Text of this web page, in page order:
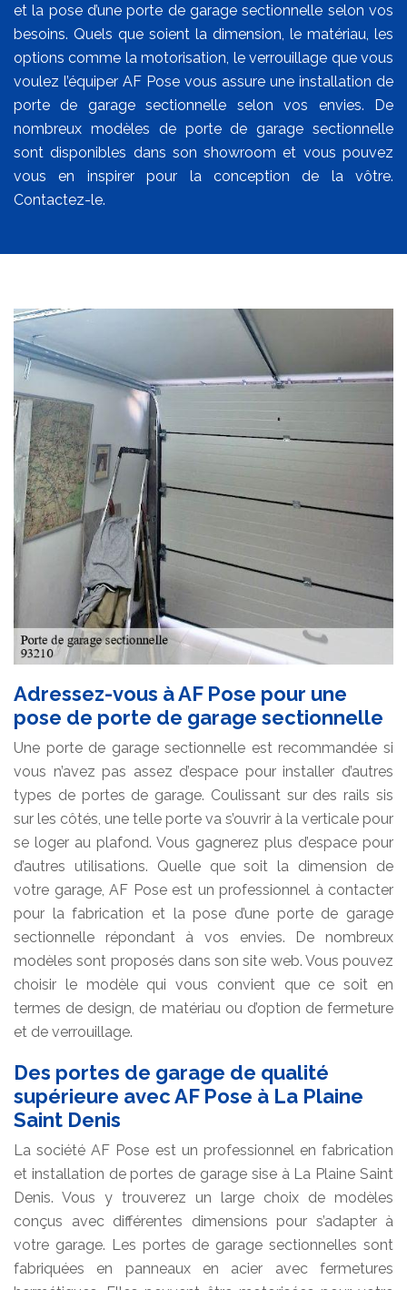
et la pose d’une porte de garage sectionnelle selon vos
besoins. Quels que soient la dimension, le matériau, les
options comme la motorisation, le verrouillage que vous
voulez l’équiper AF Pose vous assure une installation de
porte de garage sectionnelle selon vos envies. De
nombreux modèles de porte de garage sectionnelle
sont disponibles dans son showroom et vous pouvez
vous en inspirer pour la conception de la vôtre.
Contactez-le.
Adressez-vous à AF Pose pour une
pose de porte de garage sectionnelle
Une porte de garage sectionnelle est recommandée si
vous n’avez pas assez d’espace pour installer d’autres
types de portes de garage. Coulissant sur des rails sis
sur les côtés, une telle porte va s’ouvrir à la verticale pour
se loger au plafond. Vous gagnerez plus d’espace pour
d’autres utilisations. Quelle que soit la dimension de
votre garage, AF Pose est un professionnel à contacter
pour la fabrication et la pose d’une porte de garage
sectionnelle répondant à vos envies. De nombreux
modèles sont proposés dans son site web. Vous pouvez
choisir le modèle qui vous convient que ce soit en
termes de design, de matériau ou d’option de fermeture
et de verrouillage.
Des portes de garage de qualité
supérieure avec AF Pose à La Plaine
Saint Denis
La société AF Pose est un professionnel en fabrication
et installation de portes de garage sise à La Plaine Saint
Denis. Vous y trouverez un large choix de modèles
conçus avec différentes dimensions pour s’adapter à
votre garage. Les portes de garage sectionnelles sont
fabriquées en panneaux en acier avec fermetures